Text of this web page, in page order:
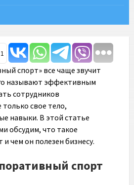
1
спорт» все чаще звучит
называют эффективным
сотрудников
свое тело,
навыки. В этой статье
обсудим, что такое
чем он полезен бизнесу.
спорт